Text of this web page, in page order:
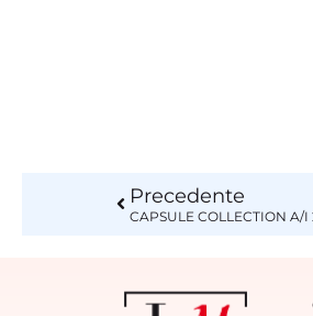
Precedente
CAPSULE COLLECTION A/